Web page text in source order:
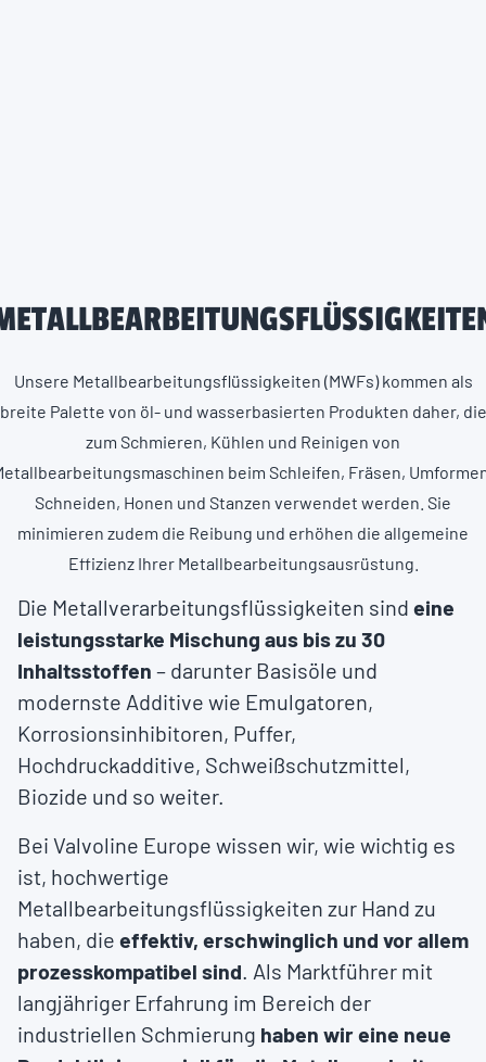
Unsere Metallbearbeitungsflüssigkeiten (MWFs) kommen als
breite Palette von öl- und wasserbasierten Produkten daher, die
zum Schmieren, Kühlen und Reinigen von
beim Schleifen, Fräsen,
Schneiden, Honen und Stanzen verwendet werden. Sie
minimieren zudem die Reibung und erhöhen die allgemeine
Effizienz Ihrer Metallbearbeitungsausrüstung.
Die Metallverarbeitungsflüssigkeiten sind eine
leistungsstarke Mischung aus bis zu 30
Inhaltsstoffen – darunter Basisöle und
modernste Additive wie Emulgatoren,
Korrosionsinhibitoren, Puffer,
Hochdruckadditive, Schweißschutzmittel,
Biozide und so weiter.
Bei Valvoline Europe wissen wir, wie wichtig es
ist, hochwertige
Metallbearbeitungsflüssigkeiten zur Hand zu
haben, die effektiv, erschwinglich und vor allem
prozesskompatibel sind. Als Marktführer mit
langjähriger Erfahrung im Bereich der
industriellen Schmierung haben wir eine neue